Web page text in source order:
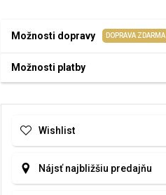
Možnosti dopravy DOPRAVA ZDARMA
Možnosti platby
Wishlist
Nájsť najbližšiu predajňu